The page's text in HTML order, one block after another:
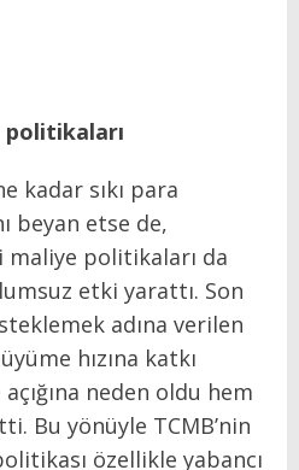
politikaları
kadar sıkı para
beyan etse de,
maliye politikaları da
etki yarattı. Son
adına verilen
hızına katkı
neden oldu hem
Bu yönüyle TCMB’nin
özellikle yabancı